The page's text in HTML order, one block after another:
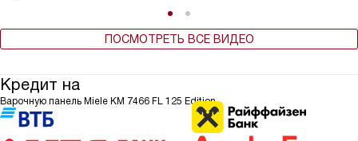
ПОСМОТРЕТЬ ВСЕ ВИДЕО
Кредит на
Варочную панель Miele KM 7466 FL 125 Edition